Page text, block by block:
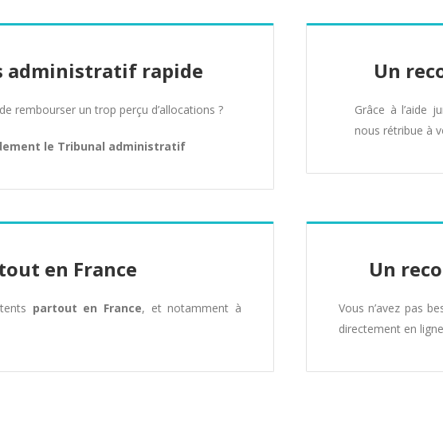
administratif rapide
rembourser un trop perçu d’allocations ?
le Tribunal administratif
Un
Grâce à l’aide
nous rétribue à
en France
partout en France, et notamment à
Un
Vous n’avez pas
directement en